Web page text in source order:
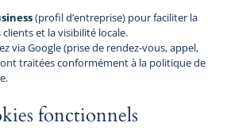
(profil d’entreprise) pour faciliter la
et la visibilité locale.
via Google (prise de rendez-vous, appel,
traitées conformément à la politique de
fonctionnels